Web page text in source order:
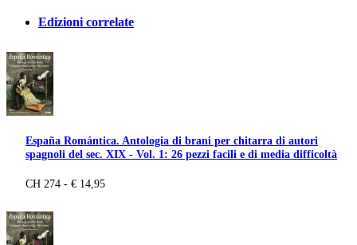
Edizioni correlate
España Romántica. Antologia di brani per chitarra di autori
spagnoli del sec. XIX - Vol. 1: 26 pezzi facili e di media difficoltà
CH 274 - € 14,95